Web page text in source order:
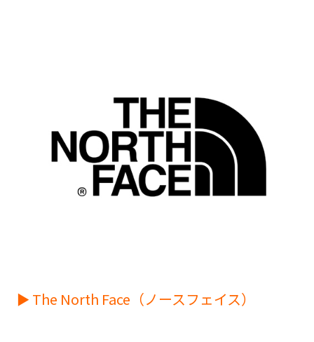
► The North Face（ノースフェイス）